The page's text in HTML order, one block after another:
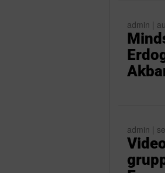
admin |
admin |